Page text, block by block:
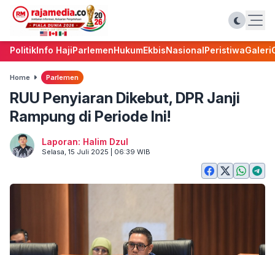
PolitikInfo HajiParlemenHukumEkbisNasionalPeristiwaGaleri
Home Parlemen
RUU Penyiaran Dikebut, DPR Janji
Rampung di Periode Ini!
Laporan: Halim Dzul
Selasa, 15 Juli 2025 | 06:39 WIB